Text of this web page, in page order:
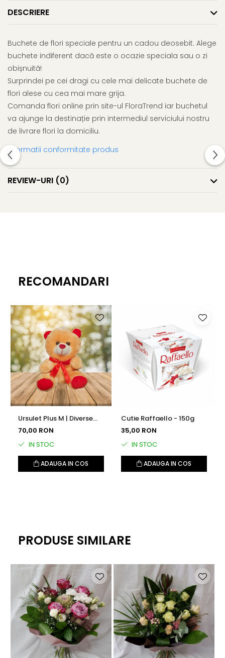
DESCRIERE
Buchete de flori speciale pentru un cadou deosebit. Alege
buchete indiferent dacă este o ocazie speciala sau o zi
obișnuită!
Surprindei pe cei dragi cu cele mai delicate buchete de
flori alese cu cea mai mare grija.
Comanda flori online prin site-ul FloraTrend iar buchetul
va ajunge la destinație prin intermediul serviciului nostru
de livrare flori la domiciliu.
Informatii conformitate produs
REVIEW-URI (0)
RECOMANDARI
Ursulet Plus M | Diverse
Culori
70,00 RON
IN STOC
ADAUGA IN COS
Cutie Raffaello - 150g
35,00 RON
IN STOC
ADAUGA IN COS
PRODUSE SIMILARE